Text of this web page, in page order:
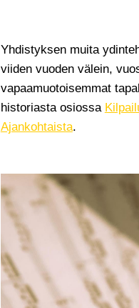
Yhdistyksen muita
viiden vuoden välein,
vapaamuotoisemmat
historiasta osiossa
Ajankohtaista.